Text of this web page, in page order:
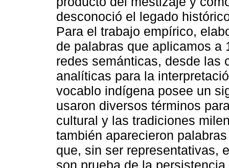
desconoció el legado
Para el trabajo empírico,
de palabras que aplicamos
redes semánticas, desde las
analíticas para la
vocablo indígena posee un
usaron diversos términos
cultural y las tradiciones
también aparecieron
que, sin ser representativas,
son prueba de la